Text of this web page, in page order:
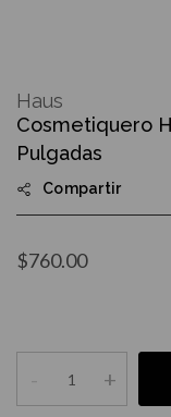
the
beginning
of
the
images
Cosmetiquero
Pulgadas
Compartir
$760.00
- +
Haus